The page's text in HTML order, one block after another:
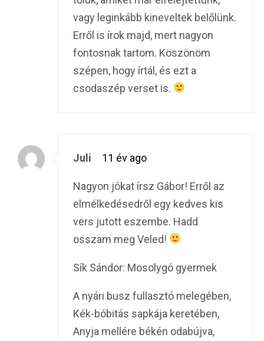
vagy leginkább kineveltek belőlünk.
Erről is írok majd, mert nagyon
fontosnak tartom. Köszönöm
szépen, hogy írtál, és ezt a
csodaszép verset is.
Juli 11 év ago
Nagyon jókat írsz Gábor! Erről az
elmélkedésedről egy kedves kis
vers jutott eszembe. Hadd
osszam meg Veled!
Sík Sándor: Mosolygó gyermek
A nyári busz fullasztó melegében,
Kék-bóbitás sapkája keretében,
Anyja mellére békén odabújva,